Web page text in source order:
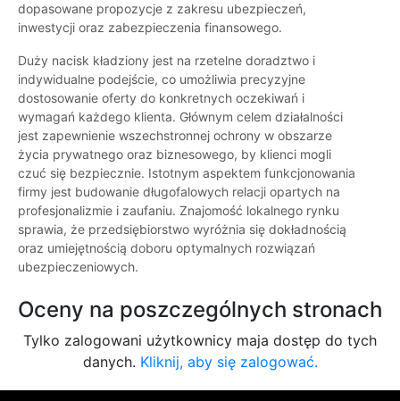
dopasowane propozycje z zakresu ubezpieczeń,
inwestycji oraz zabezpieczenia finansowego.
Duży nacisk kładziony jest na rzetelne doradztwo i
indywidualne podejście, co umożliwia precyzyjne
dostosowanie oferty do konkretnych oczekiwań i
wymagań każdego klienta. Głównym celem działalności
jest zapewnienie wszechstronnej ochrony w obszarze
życia prywatnego oraz biznesowego, by klienci mogli
czuć się bezpiecznie. Istotnym aspektem funkcjonowania
firmy jest budowanie długofalowych relacji opartych na
profesjonalizmie i zaufaniu. Znajomość lokalnego rynku
sprawia, że przedsiębiorstwo wyróżnia się dokładnością
oraz umiejętnością doboru optymalnych rozwiązań
ubezpieczeniowych.
Oceny na poszczególnych stronach
Tylko zalogowani użytkownicy maja dostęp do tych
danych. Kliknij, aby się zalogować.